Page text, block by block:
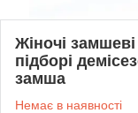
Жіночі
підборі
замша
Немає в наявності